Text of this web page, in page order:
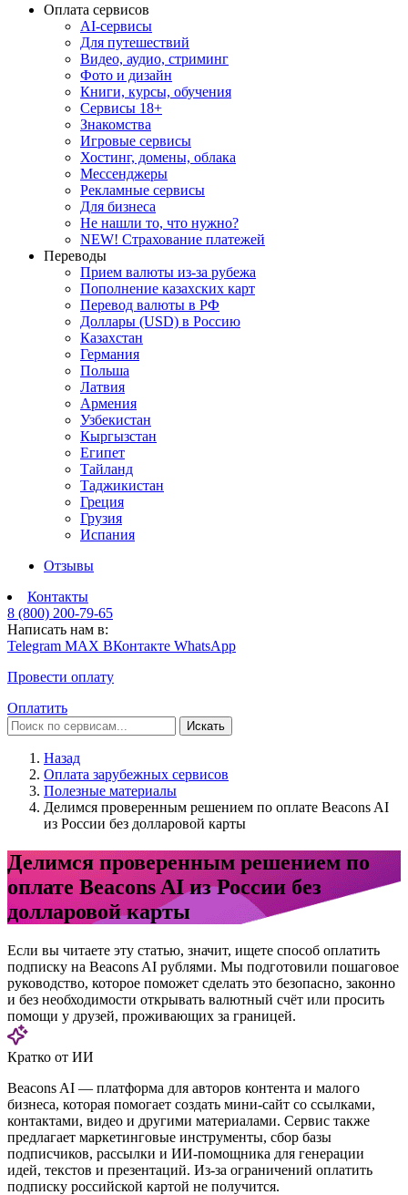
Оплата сервисов
AI-сервисы
Для путешествий
Видео, аудио, стриминг
Фото и дизайн
Книги, курсы, обучения
Сервисы 18+
Знакомства
Игровые сервисы
Хостинг, домены, облака
Мессенджеры
Рекламные сервисы
Для бизнеса
Не нашли то, что нужно?
NEW! Страхование платежей
Переводы
Прием валюты из-за рубежа
Пополнение казахских карт
Перевод валюты в РФ
Доллары (USD) в Россию
Казахстан
Германия
Польша
Латвия
Армения
Узбекистан
Кыргызстан
Египет
Тайланд
Таджикистан
Греция
Грузия
Испания
Отзывы
Контакты
8 (800) 200-79-65
Написать нам в:
Telegram MAX ВКонтакте WhatsApp
Провести оплату
Оплатить
Искать
Назад
Оплата зарубежных сервисов
Полезные материалы
Делимся проверенным решением по оплате Beacons AI
из России без долларовой карты
Делимся проверенным решением по
оплате Beacons AI из России без
долларовой карты
Если вы читаете эту статью, значит, ищете способ оплатить
подписку на Beacons AI рублями. Мы подготовили пошаговое
руководство, которое поможет сделать это безопасно, законно
и без необходимости открывать валютный счёт или просить
помощи у друзей, проживающих за границей.
Кратко от ИИ
Beacons AI — платформа для авторов контента и малого
бизнеса, которая помогает создать мини-сайт со ссылками,
контактами, видео и другими материалами. Сервис также
предлагает маркетинговые инструменты, сбор базы
подписчиков, рассылки и ИИ-помощника для генерации
идей, текстов и презентаций. Из-за ограничений оплатить
подписку российской картой не получится.